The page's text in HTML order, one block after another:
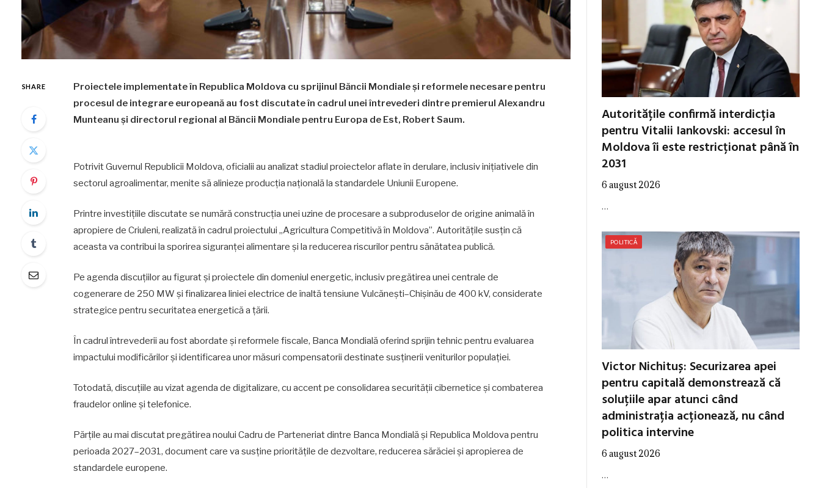
SHARE
Proiectele implementate în Republica Moldova cu sprijinul Băncii Mondiale și reformele necesare pentru
procesul de integrare europeană au fost discutate în cadrul unei întrevederi dintre premierul Alexandru
Munteanu și directorul regional al Băncii Mondiale pentru Europa de Est, Robert Saum.
Potrivit Guvernul Republicii Moldova, oficialii au analizat stadiul proiectelor aflate în derulare, inclusiv inițiativele din
sectorul agroalimentar, menite să alinieze producția națională la standardele Uniunii Europene.
Printre investițiile discutate se numără construcția unei uzine de procesare a subproduselor de origine animală în
apropiere de Criuleni, realizată în cadrul proiectului „Agricultura Competitivă în Moldova”. Autoritățile susțin că
aceasta va contribui la sporirea siguranței alimentare și la reducerea riscurilor pentru sănătatea publică.
Pe agenda discuțiilor au figurat și proiectele din domeniul energetic, inclusiv pregătirea unei centrale de
cogenerare de 250 MW și finalizarea liniei electrice de înaltă tensiune Vulcănești–Chișinău de 400 kV, considerate
strategice pentru securitatea energetică a țării.
În cadrul întrevederii au fost abordate și reformele fiscale, Banca Mondială oferind sprijin tehnic pentru evaluarea
impactului modificărilor și identificarea unor măsuri compensatorii destinate susținerii veniturilor populației.
Totodată, discuțiile au vizat agenda de digitalizare, cu accent pe consolidarea securității cibernetice și combaterea
fraudelor online și telefonice.
Părțile au mai discutat pregătirea noului Cadru de Parteneriat dintre Banca Mondială și Republica Moldova pentru
perioada 2027–2031, document care va susține prioritățile de dezvoltare, reducerea sărăciei și apropierea de
standardele europene.
Autoritățile confirmă interdicția
pentru Vitalii Iankovski: accesul în
Moldova îi este restricționat până în
2031
6 august 2026
…
POLITICĂ
Victor Nichituș: Securizarea apei
pentru capitală demonstrează că
soluțiile apar atunci când
administrația acționează, nu când
politica intervine
6 august 2026
…